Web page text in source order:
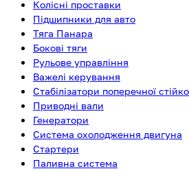
Колісні проставки
Підшипники для авто
Тяга Панара
Бокові тяги
Рульове управління
Важелі керування
Стабілізатори поперечної
Приводні вали
Генератори
Система охолодження двигуна
Стартери
Паливна система